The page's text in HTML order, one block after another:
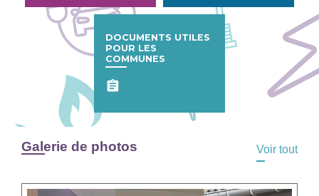
DOCUMENTS UTILES
POUR LES
COMMUNES
assignment
Galerie de photos Voir tout